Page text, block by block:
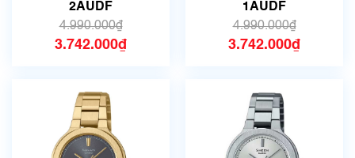
2AUDF
4.990.000₫
3.742.000₫
1AUDF
4.990.000₫
3.742.000₫